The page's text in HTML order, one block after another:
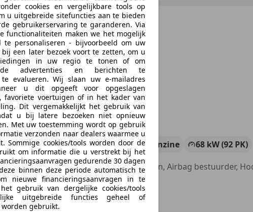
| LEES TEKST! | Airco
€ 945
02/2009 315.863 km Benzine
68 kW (92 PK)
cookies en vergelijkbare tools op
u uitgebreide sitefuncties aan te bieden
gebruikerservaring te garanderen. Via
functionaliteiten maken we het mogelijk
te personaliseren - bijvoorbeeld om uw
bij een later bezoek voort te zetten, om u
in uw regio te tonen of om
advertenties en berichten te
evalueren. Wij slaan uw e-mailadres
u dit opgeeft voor opgeslagen
favoriete voertuigen of in het kader van
Dit vergemakkelijkt het gebruik van
u bij latere bezoeken niet opnieuw
Met uw toestemming wordt op gebruik
verzonden naar dealers waarmee u
Sommige cookies/tools worden door de
om informatie die u verstrekt bij het
gedurende 30 dagen
binnen deze periode automatisch te
nieuwe financieringsaanvragen in te
gebruik van dergelijke cookies/tools
uitgebreide functies geheel of
gebruikt.